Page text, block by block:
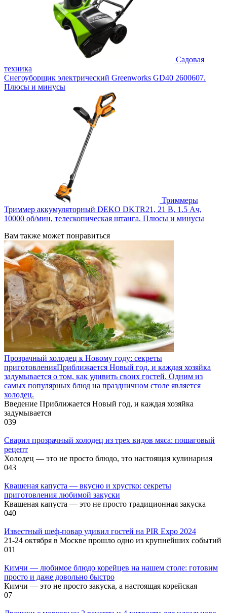
Садовая
техника
Снегоуборщик электрический Greenworks GD40 2600607.
Плюсы и минусы
Триммеры
Триммер аккумуляторный DEKO DKTR21, 21 В, 1.5 Ач,
10000 об/мин, телескопическая штанга. Плюсы и минусы
Вам также может понравиться
Прозрачный холодец к Новому году: секреты
приготовленияПриближается Новый год, и каждая хозяйка
задумывается о том, как удивить своих гостей. Одним из
самых популярных блюд на праздничном столе является
холодец.
Введение Приближается Новый год, и каждая хозяйка
задумывается
039
Сварил прозрачный холодец из трех видов мяса: пошаговый
рецепт
Холодец — это не просто блюдо, это настоящая кулинарная
043
Квашеная капуста — вкусно и хрустко: секреты
приготовления любимой закуски
Квашеная капуста — это не просто традиционная закуска
040
Известный шеф-повар удивил гостей на PIR Expo 2024
21-24 октября в Москве прошло одно из крупнейших событий
011
Кимчи — любимое блюдо корейцев на нашем столе: готовим
просто и даже довольно быстро
Кимчи — это не просто закуска, а настоящая корейская
07